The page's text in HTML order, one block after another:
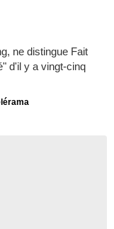
ne distingue Fait
d'il y a vingt-cinq